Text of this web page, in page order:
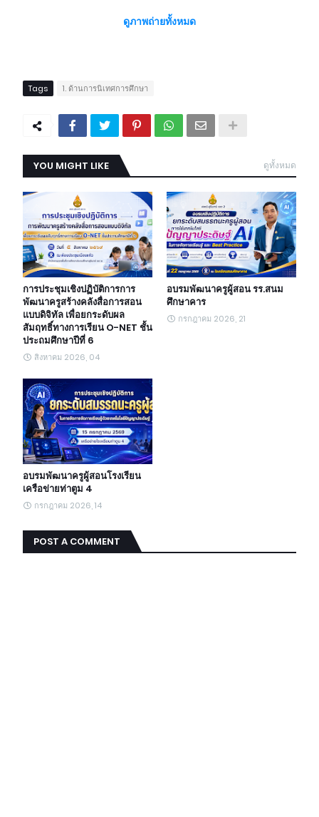
ดูภาพถ่ายทั้งหมด
Tags 1. ด้านการนิเทศการศึกษา
YOU MIGHT LIKE ดูทั้งหมด
การประชุมเชิงปฏิบัติการการ
พัฒนาครูสร้างคลังสื่อการสอน
แบบดิจิทัล เพื่อยกระดับผล
สัมฤทธิ์ทางการเรียน O-NET ชั้น
ประถมศึกษาปีที่ 6
สิงหาคม 2026, 04
อบรมพัฒนาครูผู้สอน รร.สนม
ศึกษาคาร
กรกฎาคม 2026, 21
อบรมพัฒนาครูผู้สอนโรงเรียน
เครือข่ายท่าตูม 4
กรกฎาคม 2026, 14
POST A COMMENT